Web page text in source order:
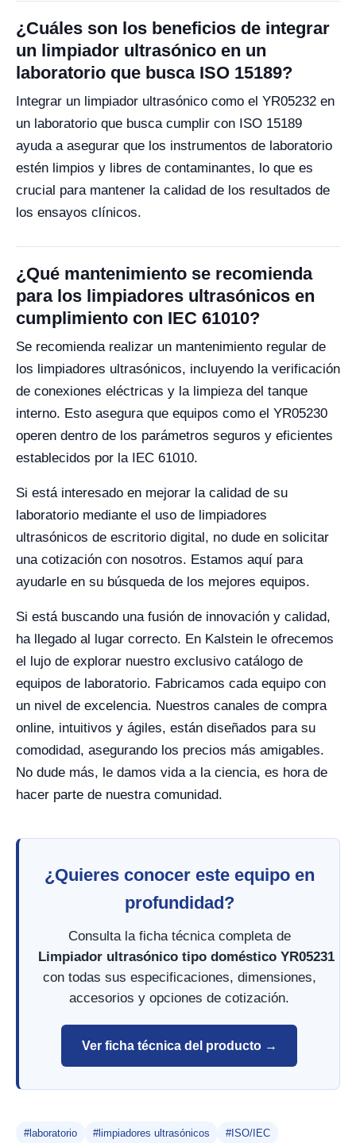
¿Cuáles son los beneficios de integrar
un limpiador ultrasónico en un
laboratorio que busca ISO 15189?
Integrar un limpiador ultrasónico como el YR05232 en
un laboratorio que busca cumplir con ISO 15189
ayuda a asegurar que los instrumentos de laboratorio
estén limpios y libres de contaminantes, lo que es
crucial para mantener la calidad de los resultados de
los ensayos clínicos.
¿Qué mantenimiento se recomienda
para los limpiadores ultrasónicos en
cumplimiento con IEC 61010?
Se recomienda realizar un mantenimiento regular de
los limpiadores ultrasónicos, incluyendo la verificación
de conexiones eléctricas y la limpieza del tanque
interno. Esto asegura que equipos como el YR05230
operen dentro de los parámetros seguros y eficientes
establecidos por la IEC 61010.
Si está interesado en mejorar la calidad de su
laboratorio mediante el uso de limpiadores
ultrasónicos de escritorio digital, no dude en solicitar
una cotización con nosotros. Estamos aquí para
ayudarle en su búsqueda de los mejores equipos.
Si está buscando una fusión de innovación y calidad,
ha llegado al lugar correcto. En Kalstein le ofrecemos
el lujo de explorar nuestro exclusivo catálogo de
equipos de laboratorio. Fabricamos cada equipo con
un nivel de excelencia. Nuestros canales de compra
online, intuitivos y ágiles, están diseñados para su
comodidad, asegurando los precios más amigables.
No dude más, le damos vida a la ciencia, es hora de
hacer parte de nuestra comunidad.
¿Quieres conocer este equipo en
profundidad?
Consulta la ficha técnica completa de
Limpiador ultrasónico tipo doméstico YR05231
con todas sus especificaciones, dimensiones,
accesorios y opciones de cotización.
Ver ficha técnica del producto →
#laboratorio #limpiadores ultrasónicos #ISO/IEC